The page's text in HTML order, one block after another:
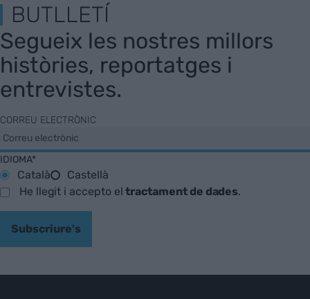
BUTLLETÍ
Segueix les nostres millors
històries, reportatges i
entrevistes.
CORREU ELECTRÒNIC
IDIOMA*
Català
Castellà
He llegit i accepto eltractament de dades.
Subscriure's